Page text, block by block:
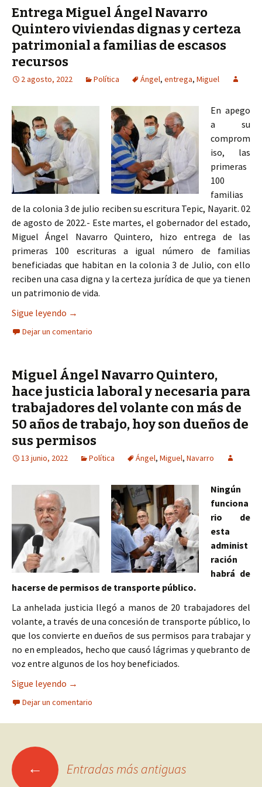
Entrega Miguel Ángel Navarro
Quintero viviendas dignas y certeza
patrimonial a familias de escasos
recursos
2 agosto, 2022 Política Ángel, entrega, Miguel
En apego
a su
comprom
iso, las
primeras
100
familias
de la colonia 3 de julio reciben su escritura Tepic, Nayarit. 02
de agosto de 2022.- Este martes, el gobernador del estado,
Miguel Ángel Navarro Quintero, hizo entrega de las
primeras 100 escrituras a igual número de familias
beneficiadas que habitan en la colonia 3 de Julio, con ello
reciben una casa digna y la certeza jurídica de que ya tienen
un patrimonio de vida.
Sigue leyendo Entrega Miguel Ángel Navarro Quintero
→
Dejar un comentario
Miguel Ángel Navarro Quintero,
hace justicia laboral y necesaria para
trabajadores del volante con más de
50 años de trabajo, hoy son dueños de
sus permisos
13 junio, 2022 Política Ángel, Miguel, Navarro
Ningún
funciona
rio de
esta
administ
ración
habrá de
hacerse de permisos de transporte público.
La anhelada justicia llegó a manos de 20 trabajadores del
volante, a través de una concesión de transporte público, lo
que los convierte en dueños de sus permisos para trabajar y
no en empleados, hecho que causó lágrimas y quebranto de
voz entre algunos de los hoy beneficiados.
Sigue leyendo Miguel Ángel Navarro Quintero, hace justicia
→
Dejar un comentario
Ir
← Entradas más antiguas